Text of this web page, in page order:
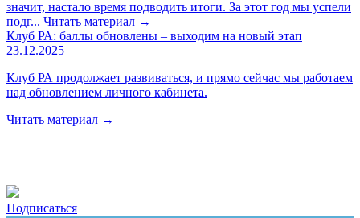
значит, настало время подводить итоги. За этот год мы успели
подг... Читать материал →
Клуб РА: баллы обновлены – выходим на новый этап
23.12.2025
Клуб РА продолжает развиваться, и прямо сейчас мы работаем
над обновлением личного кабинета.
Читать материал →
Подписаться